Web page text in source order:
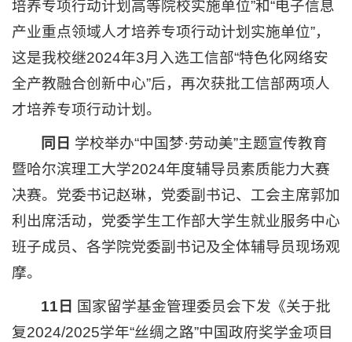
培养专项行动计划高等院校实施单位”和“电子信息
产业重点领域人才培养专项行动计划实施单位”，
这是我校继2024年3月入选工信部“特色化网络安
全产教融合创新中心”后，再次获批工信部两项人
才培养专项行动计划。
同日 学校举办“中国梦·劳动美”主题宣传教育
暨哈尔滨理工大学2024年度辅导员素质能力大赛
决赛。党委书记赵琳，党委副书记、工会主席郭加
利出席活动，党委学生工作部大学生就业服务中心
班子成员、各学院党委副书记及全体辅导员现场观
摩。
11日
国家留学基金管理委员会下发《关于批
复2024/2025学年“丝绸之路”中国政府奖学金项目